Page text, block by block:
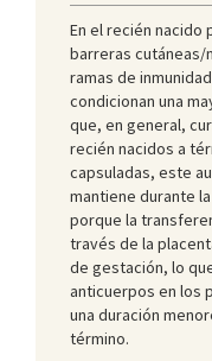
En el recién nacido
barreras cutáneas/
ramas de
condicionan una
que, en general,
recién nacidos a
capsuladas, este
mantiene durante
porque la
través de la
de gestación, lo
anticuerpos en los
una duración
término.